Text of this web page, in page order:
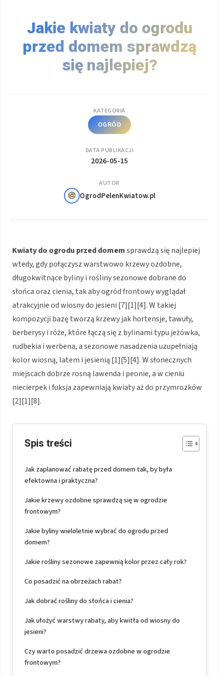
Jakie kwiaty do ogrodu
przed domem sprawdzą
się najlepiej?
KATEGORIA
OGRÓD
DATA PUBLIKACJI
2026-05-15
AUTOR
OgrodPelenKwiatow.pl
Kwiaty do ogrodu przed domemsprawdzą się najlepiej
wtedy, gdy połączysz warstwowo krzewy ozdobne,
długokwitnące byliny i rośliny sezonowe dobrane do
słońca oraz cienia, tak aby ogród frontowy wyglądał
atrakcyjnie od wiosny do jesieni [7][1][4]. W takiej
kompozycji bazę tworzą krzewy jak hortensje, tawuły,
berberysy i róże, które łączą się z bylinami typu jeżówka,
rudbekia i werbena, a sezonowe nasadzenia uzupełniają
kolor wiosną, latem i jesienią [1][5][4]. W słonecznych
miejscach dobrze rosną lawenda i peonie, a w cieniu
niecierpek i fuksja zapewniają kwiaty aż do przymrozków
[2][1][8].
Spis treści
Jak zaplanować rabatę przed domem tak, by była
efektowna i praktyczna?
Jakie krzewy ozdobne sprawdzą się w ogrodzie
frontowym?
Jakie byliny wieloletnie wybrać do ogrodu przed
domem?
Jakie rośliny sezonowe zapewnią kolor przez cały rok?
Co posadzić na obrzeżach rabat?
Jak dobrać rośliny do słońca i cienia?
Jak ułożyć warstwy rabaty, aby kwitła od wiosny do
jesieni?
Czy warto posadzić drzewa ozdobne w ogrodzie
frontowym?